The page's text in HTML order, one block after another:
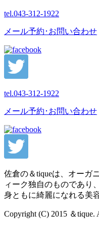
tel.043-312-1922
メール予約･お問い合わせ
tel.043-312-1922
メール予約･お問い合わせ
佐倉の＆tiqueは、オーガ
ィーク独自のものであり
身ともに綺麗になれる美
Copyright (C) 2015 ＆tique.